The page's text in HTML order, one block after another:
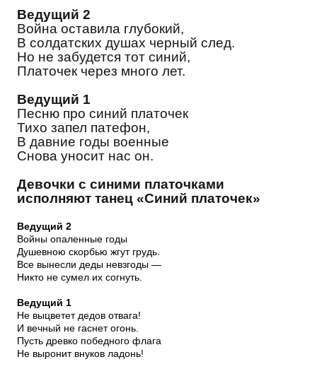
Ведущий 2
Война оставила глубокий,
В солдатских душах черный след.
Но не забудется тот синий,
Платочек через много лет.
Ведущий 1
Песню про синий платочек
Тихо запел патефон,
В давние годы военные
Снова уносит нас он.
Девочки с синими платочками
исполняют танец «Синий платочек»
Ведущий 2
Войны опаленные годы
Душевною скорбью жгут грудь.
Все вынесли деды невзгоды —
Никто не сумел их согнуть.
Ведущий 1
Не выцветет дедов отвага!
И вечный не гаснет огонь.
Пусть древко победного флага
Не выронит внуков ладонь!